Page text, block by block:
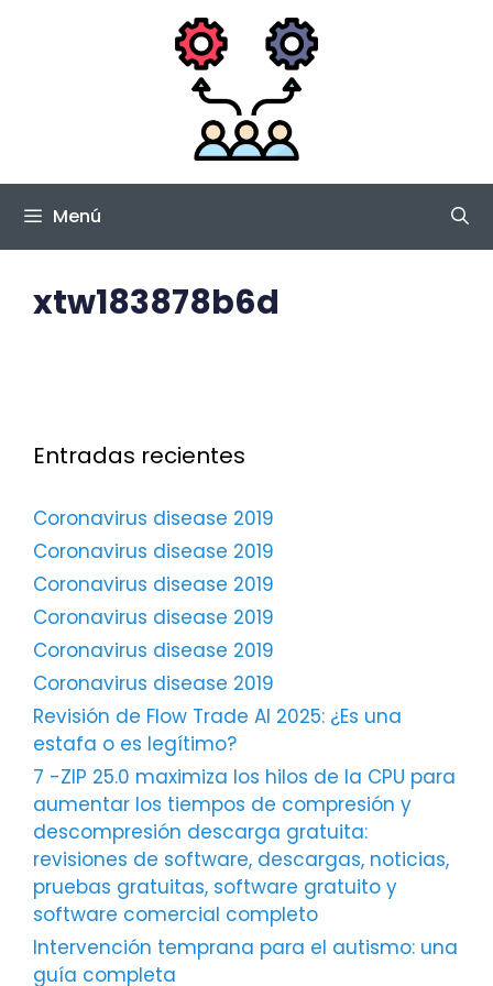
Menú
xtw183878b6d
Entradas recientes
Coronavirus disease 2019
Coronavirus disease 2019
Coronavirus disease 2019
Coronavirus disease 2019
Coronavirus disease 2019
Coronavirus disease 2019
Revisión de Flow Trade AI 2025: ¿Es una
estafa o es legítimo?
7 -ZIP 25.0 maximiza los hilos de la CPU para
aumentar los tiempos de compresión y
descompresión descarga gratuita:
revisiones de software, descargas, noticias,
pruebas gratuitas, software gratuito y
software comercial completo
Intervención temprana para el autismo: una
guía completa